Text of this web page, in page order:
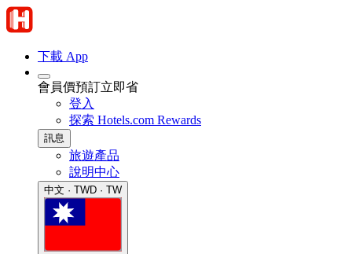
下載 App
會員價預訂立即省
登入
探索 Hotels.com Rewards
訊息
旅遊產品
說明中心
中文 · TWD · TW